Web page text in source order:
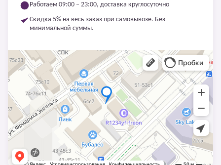
Работаем 09:00 – 23:00, доставка круглосуточно
Скидка 5% на весь заказ при самовывозе. Без
минимальной суммы.